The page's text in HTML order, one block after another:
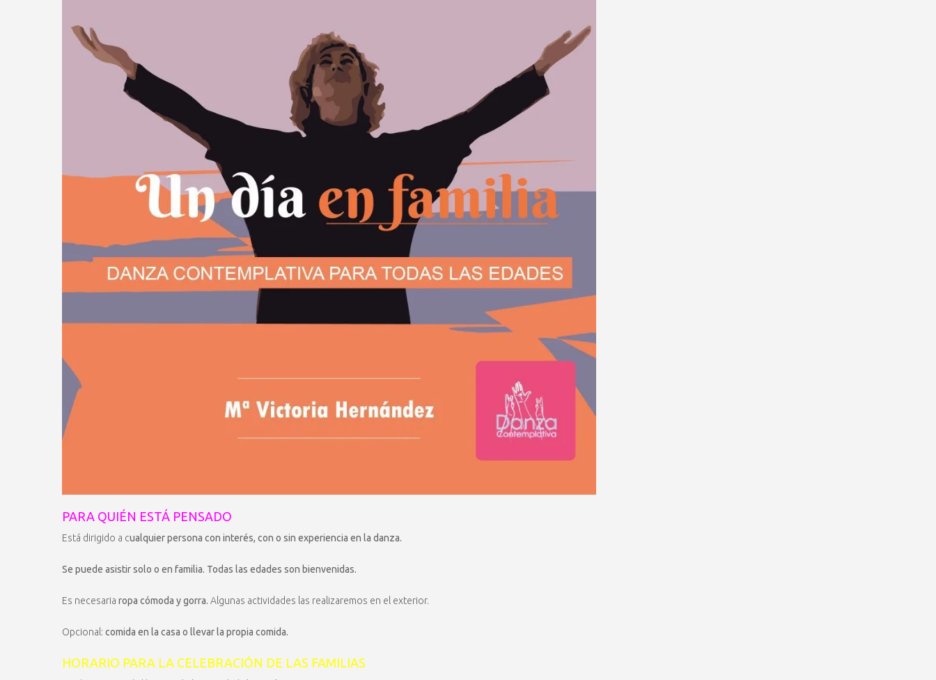
PARA QUIÉN ESTÁ PENSADO
Está dirigido a cualquier persona con interés, con o sin experiencia en la danza.
Se puede asistir solo o en familia. Todas las edades son bienvenidas.
Es necesaria ropa cómoda y gorra. Algunas actividades las realizaremos en el exterior.
Opcional: comida en la casa o llevar la propia comida.
HORARIO PARA LA CELEBRACIÓN DE LAS FAMILIAS